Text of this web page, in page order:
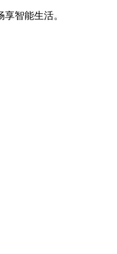
智能生活。